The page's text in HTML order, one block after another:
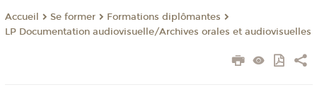
Accueil Se former
Formations diplômantes
LP Documentation audiovisuelle/Archives orales et audiovisuelles